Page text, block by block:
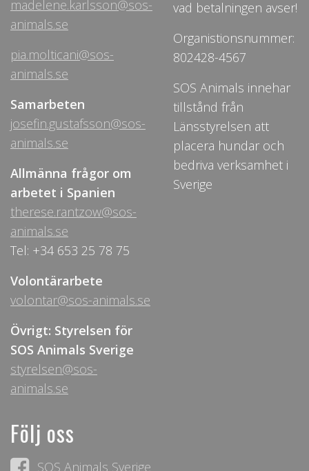
madelene.karlsson@sos-
animals.se
pia.molticani@sos-
animals.se
Samarbeten
josefin.gustafsson@sos-
animals.se
Allmänna frågor om
arbetet i Spanien
therese.rantzow@sos-
animals.se
Tel: +34 653 25 78 75
Volontärarbete
volontar@sos-animals.se
Övrigt: Styrelsen för
SOS Animals Sverige
styrelsen@sos-
animals.se
vad betalningen avser!
Organistionsnummer:
802428-4567
SOS Animals innehar
tillstånd från
Länsstyrelsen att
placera hundar och
bedriva verksamhet i
Sverige
Följ oss
SOS Animals Sverige